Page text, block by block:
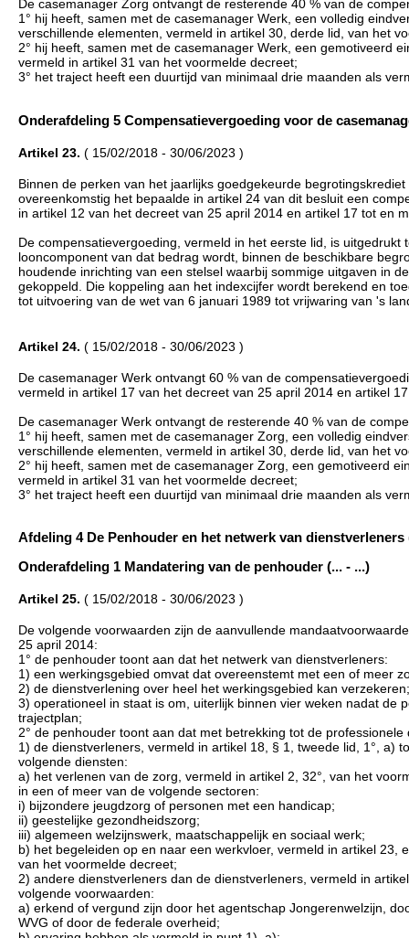
De casemanager Zorg ontvangt de resterende 40 % van de
1° hij heeft, samen met de casemanager Werk, een volledig
verschillende elementen, vermeld in artikel 30, derde lid, van het
2° hij heeft, samen met de casemanager Werk, een gemotiveerd
vermeld in artikel 31 van het voormelde decreet;
3° het traject heeft een duurtijd van minimaal drie maanden als
Onderafdeling 5 Compensatievergoeding voor de
Artikel 23. ( 15/02/2018 - 30/06/2023 )
Binnen de perken van het jaarlijks goedgekeurde
overeenkomstig het bepaalde in artikel 24 van dit besluit een
in artikel 12 van het decreet van 25 april 2014 en artikel 17 tot en
De compensatievergoeding, vermeld in het eerste lid, is
looncomponent van dat bedrag wordt, binnen de beschikbare
houdende inrichting van een stelsel waarbij sommige uitgaven in
gekoppeld. Die koppeling aan het indexcijfer wordt berekend en
tot uitvoering van de wet van 6 januari 1989 tot vrijwaring van 's
Artikel 24. ( 15/02/2018 - 30/06/2023 )
De casemanager Werk ontvangt 60 % van de
vermeld in artikel 17 van het decreet van 25 april 2014 en artikel
De casemanager Werk ontvangt de resterende 40 % van de
1° hij heeft, samen met de casemanager Zorg, een volledig
verschillende elementen, vermeld in artikel 30, derde lid, van het
2° hij heeft, samen met de casemanager Zorg, een gemotiveerd
vermeld in artikel 31 van het voormelde decreet;
3° het traject heeft een duurtijd van minimaal drie maanden als
Afdeling 4 De Penhouder en het netwerk van dienstverleners
Onderafdeling 1 Mandatering van de penhouder (... - ...)
Artikel 25. ( 15/02/2018 - 30/06/2023 )
De volgende voorwaarden zijn de aanvullende
25 april 2014:
1° de penhouder toont aan dat het netwerk van dienstverleners:
1) een werkingsgebied omvat dat overeenstemt met een of meer
2) de dienstverlening over heel het werkingsgebied kan verzekeren;
3) operationeel in staat is om, uiterlijk binnen vier weken nadat
trajectplan;
2° de penhouder toont aan dat met betrekking tot de
1) de dienstverleners, vermeld in artikel 18, § 1, tweede lid, 1°, a)
volgende diensten:
a) het verlenen van de zorg, vermeld in artikel 2, 32°, van het
in een of meer van de volgende sectoren:
i) bijzondere jeugdzorg of personen met een handicap;
ii) geestelijke gezondheidszorg;
iii) algemeen welzijnswerk, maatschappelijk en sociaal werk;
b) het begeleiden op en naar een werkvloer, vermeld in artikel
van het voormelde decreet;
2) andere dienstverleners dan de dienstverleners, vermeld in
volgende voorwaarden:
a) erkend of vergund zijn door het agentschap Jongerenwelzijn,
WVG of door de federale overheid;